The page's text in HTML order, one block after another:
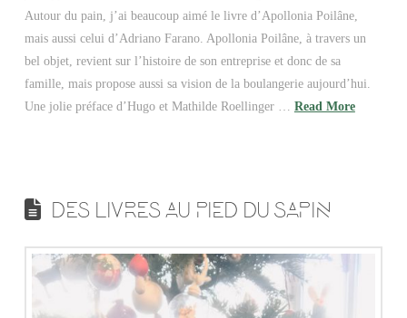
Autour du pain, j’ai beaucoup aimé le livre d’Apollonia Poilâne,
mais aussi celui d’Adriano Farano. Apollonia Poilâne, à travers un
bel objet, revient sur l’histoire de son entreprise et donc de sa
famille, mais propose aussi sa vision de la boulangerie aujourd’hui.
Une jolie préface d’Hugo et Mathilde Roellinger … Read More
DES LIVRES AU PIED DU SAPIN